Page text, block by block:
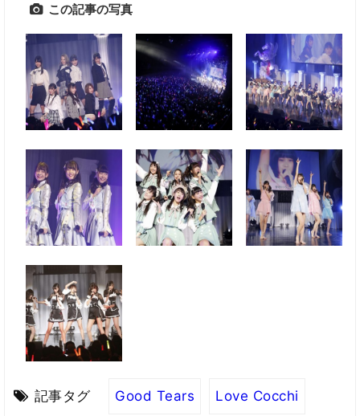
この記事の写真
記事タグ Good Tears Love Cocchi